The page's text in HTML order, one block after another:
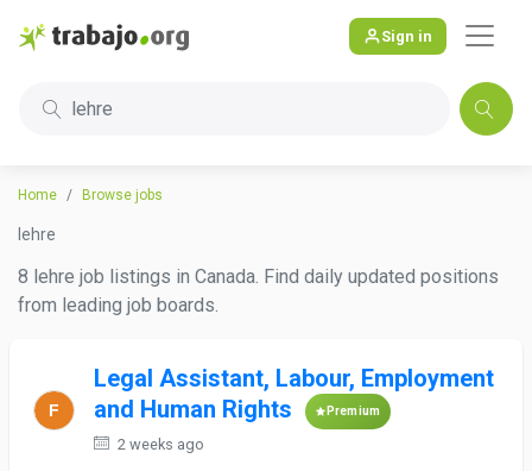
Sign in
lehre
Home Browse jobs
lehre
8 lehre job listings in Canada. Find daily updated positions
from leading job boards.
Legal Assistant, Labour, Employment
and Human Rights
Premium
2 weeks ago